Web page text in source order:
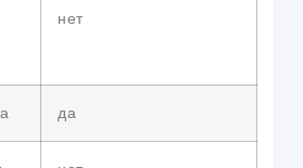
нет
да